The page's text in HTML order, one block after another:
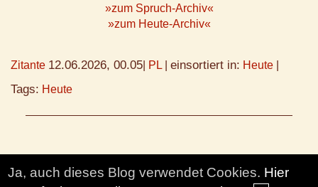
»zum Spruch-Archiv«
»zum Heute-Archiv«
Zitante 12.06.2026, 00.05 PL einsortiert in: Heute
Tags: Heute
Ja, auch dieses Blog verwendet Cookies. Hier